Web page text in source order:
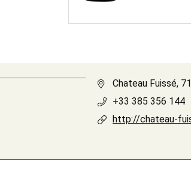
Chateau Fuissé,
+33 385 356 144
http://chateau-